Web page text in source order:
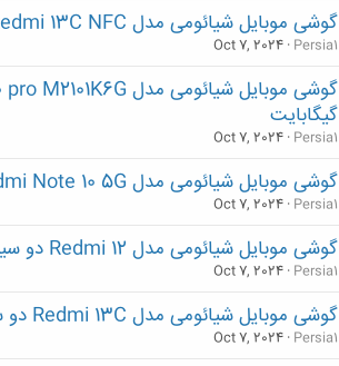
گوشی موبایل شیائومی مدل Redmi 13C NFC دو سیم کارت ظرفیت 128 گیگابایت و رم 6 گیگابایت
Persia1
Oct 7, 2024
گیگابایت
Persia1
Oct 7, 2024
گوشی موبایل شیائومی مدل Redmi Note 10 5G دو سیم کارت ظرفیت 128 گیگابایت و رم 6 گیگابایت
Persia1
Oct 7, 2024
گوشی موبایل شیائومی مدل Redmi 12 دو سیم کارت ظرفیت 128 گیگابایت و رم 8 گیگابایت
Persia1
Oct 7, 2024
گوشی موبایل شیائومی مدل Redmi 13C دو سیم کارت ظرفیت 256 گیگابایت و رم 8 گیگابایت
Persia1
Oct 7, 2024